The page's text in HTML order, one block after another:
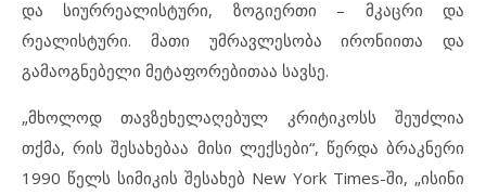
და სიურრეალისტური, ზოგიერთი – მკაცრი და
რეალისტური. მათი უმრავლესობა ირონიითა და
გამაოგნებელი მეტაფორებითაა სავსე.
„მხოლოდ თავზეხელაღებულ კრიტიკოსს შეუძლია
თქმა, რის შესახებაა მისი ლექსები“, წერდა ბრაკნერი
1990 წელს სიმიკის შესახებ New York Times-ში, „ისინი